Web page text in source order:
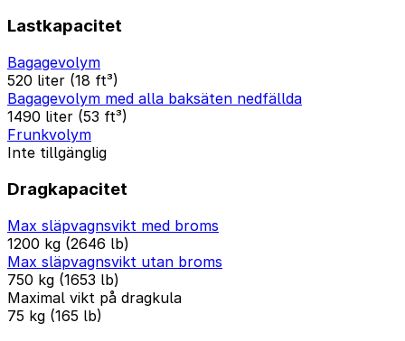
Lastkapacitet
Bagagevolym
520 liter (18 ft³)
Bagagevolym med alla baksäten nedfällda
1490 liter (53 ft³)
Frunkvolym
Inte tillgänglig
Dragkapacitet
Max släpvagnsvikt med broms
1200 kg (2646 lb)
Max släpvagnsvikt utan broms
750 kg (1653 lb)
Maximal vikt på dragkula
75 kg (165 lb)